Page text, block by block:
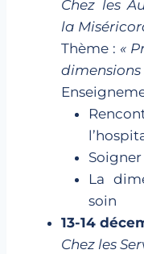
Chez les
la
Thème : «
dimensions
La
soin
13-14
Chez les